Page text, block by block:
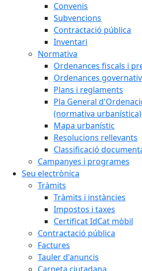
Convenis
Subvencions
Contractació pública
Inventari
Normativa
Ordenances fiscals i
Ordenances
Plans i reglaments
Pla General
(normativa urbanística)
Mapa urbanístic
Resolucions rellevants
Classificació
Campanyes i programes
Seu electrònica
Tràmits
Tràmits i instàncies
Impostos i taxes
Certificat IdCat mòbil
Contractació pública
Factures
Tauler d'anuncis